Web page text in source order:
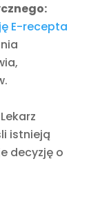
E-recepta
istnieją
decyzję o